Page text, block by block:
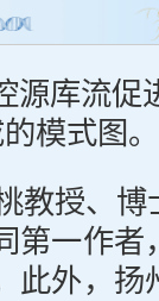
源库流促
模式图。
教授、
第一作者
此外，扬